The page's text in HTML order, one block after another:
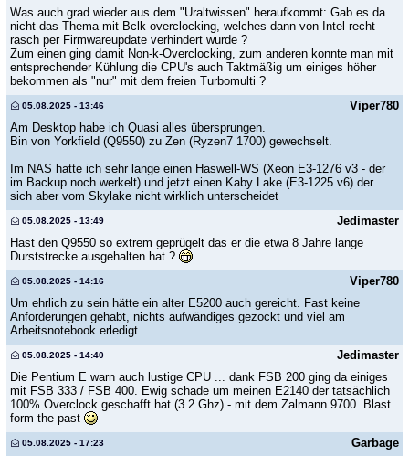
Was auch grad wieder aus dem "Uraltwissen" heraufkommt: Gab es da
nicht das Thema mit Bclk overclocking, welches dann von Intel recht
rasch per Firmwareupdate verhindert wurde ?
Zum einen ging damit Non-k-Overclocking, zum anderen konnte man mit
entsprechender Kühlung die CPU's auch Taktmäßig um einiges höher
bekommen als "nur" mit dem freien Turbomulti ?
Viper780
05.08.2025 - 13:46
Am Desktop habe ich Quasi alles übersprungen.
Bin von Yorkfield (Q9550) zu Zen (Ryzen7 1700) gewechselt.
Im NAS hatte ich sehr lange einen Haswell-WS (Xeon E3-1276 v3 - der
im Backup noch werkelt) und jetzt einen Kaby Lake (E3-1225 v6) der
sich aber vom Skylake nicht wirklich unterscheidet
Jedimaster
05.08.2025 - 13:49
Hast den Q9550 so extrem geprügelt das er die etwa 8 Jahre lange
Durststrecke ausgehalten hat ?
Viper780
05.08.2025 - 14:16
Um ehrlich zu sein hätte ein alter E5200 auch gereicht. Fast keine
Anforderungen gehabt, nichts aufwändiges gezockt und viel am
Arbeitsnotebook erledigt.
Jedimaster
05.08.2025 - 14:40
Die Pentium E warn auch lustige CPU ... dank FSB 200 ging da einiges
mit FSB 333 / FSB 400. Ewig schade um meinen E2140 der tatsächlich
100% Overclock geschafft hat (3.2 Ghz) - mit dem Zalmann 9700. Blast
form the past
Garbage
05.08.2025 - 17:23